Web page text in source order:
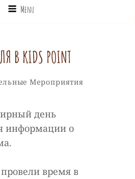
Menu
В KIDS POINT
Мероприятия
день
информации о
время в